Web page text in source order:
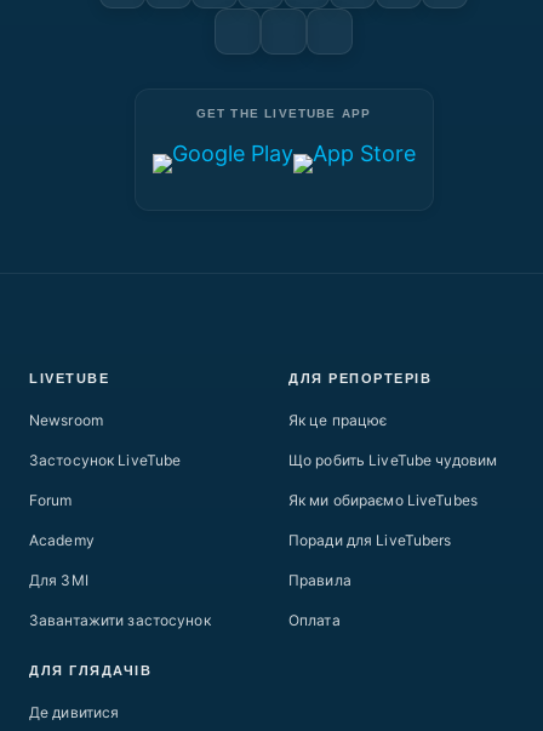
GET THE LIVETUBE APP
LIVETUBE
Newsroom
Застосунок LiveTube
Forum
Academy
Для ЗМІ
Завантажити застосунок
ДЛЯ ГЛЯДАЧІВ
Де дивитися
ДЛЯ РЕПОРТЕРІВ
Як це працює
Що робить LiveTube чудовим
Як ми обираємо LiveTubes
Поради для LiveTubers
Правила
Оплата